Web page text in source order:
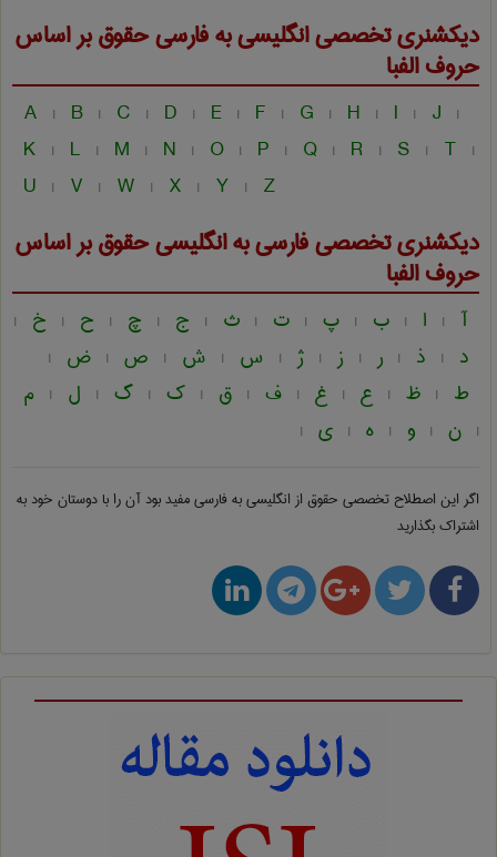
دیکشنری تخصصی انگلیسی به فارسیحقوقبر اساس
حروف الفبا
A | B | C | D | E | F | G | H | I | J |
K | L | M | N | O | P | Q | R | S | T |
U | V | W | X | Y | Z
دیکشنری تخصصی فارسی به انگلیسیحقوقبر اساس
حروف الفبا
آ | ا | ب | پ | ت | ث | ج | چ | ح | خ |
د | ذ | ر | ز | ژ | س | ش | ص | ض |
ط | ظ | ع | غ | ف | ق | ک | گ | ل | م
| ن | و | ه | ی |
اگر این اصطلاح تخصصی حقوق از انگلیسی به فارسیمفید بود آن را با دوستان خود به
اشتراک بگذارید